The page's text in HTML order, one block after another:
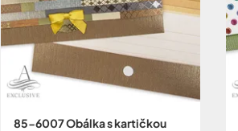
85-6007 Obálka s kartičkou